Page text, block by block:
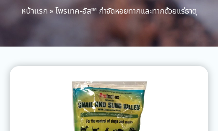
หน้าเเรก» โพรเทค-อัส™ กำจัดหอยทากและทากด้วยแร่ธาตุ